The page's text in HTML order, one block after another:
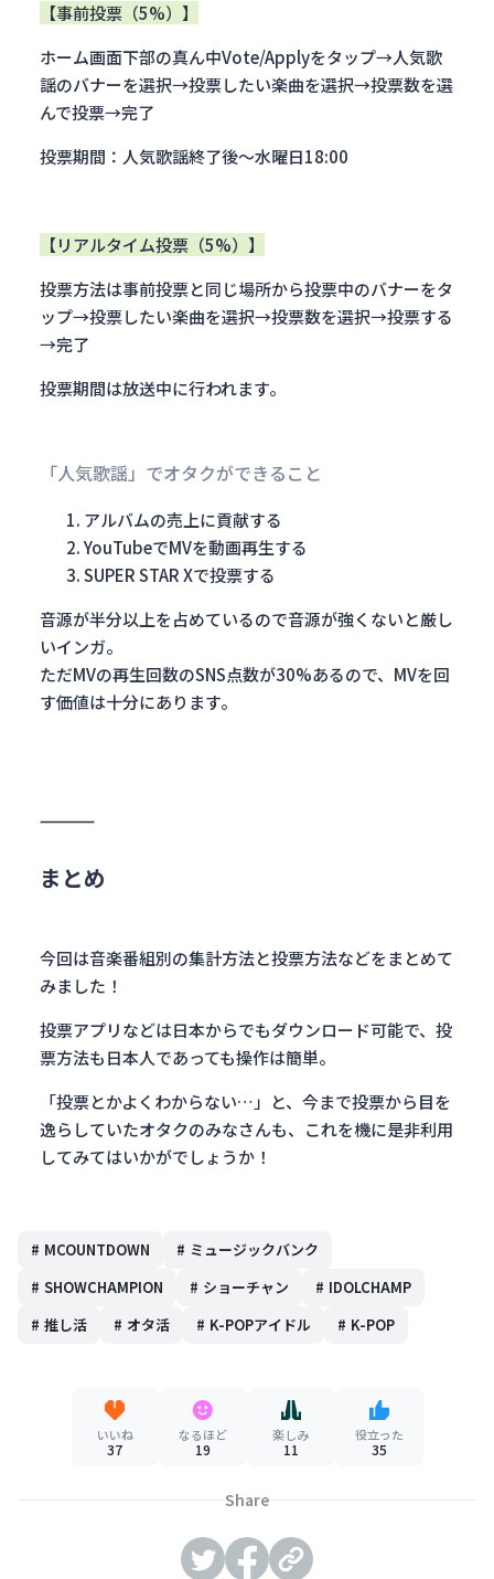
【事前投票（5%）】
ホーム画面下部の真ん中Vote/Applyをタップ→人気歌
謡のバナーを選択→投票したい楽曲を選択→投票数を選
んで投票→完了
投票期間：人気歌謡終了後〜水曜日18:00
【リアルタイム投票（5%）】
投票方法は事前投票と同じ場所から投票中のバナーをタ
ップ→投票したい楽曲を選択→投票数を選択→投票する
→完了
投票期間は放送中に行われます。
「人気歌謡」でオタクができること
アルバムの売上に貢献する
YouTubeでMVを動画再生する
SUPER STAR Xで投票する
音源が半分以上を占めているので音源が強くないと厳し
いインガ。
ただMVの再生回数のSNS点数が30%あるので、MVを回
す価値は十分にあります。
まとめ
今回は音楽番組別の集計方法と投票方法などをまとめて
みました！
投票アプリなどは日本からでもダウンロード可能で、投
票方法も日本人であっても操作は簡単。
「投票とかよくわからない…」と、今まで投票から目を
逸らしていたオタクのみなさんも、これを機に是非利用
してみてはいかがでしょうか！
# MCOUNTDOWN # ミュージックバンク
# SHOWCHAMPION # ショーチャン # IDOLCHAMP
# 推し活 # オタ活 # K-POPアイドル # K-POP
いいね
37
なるほど
19
楽しみ
11
役立った
35
Share